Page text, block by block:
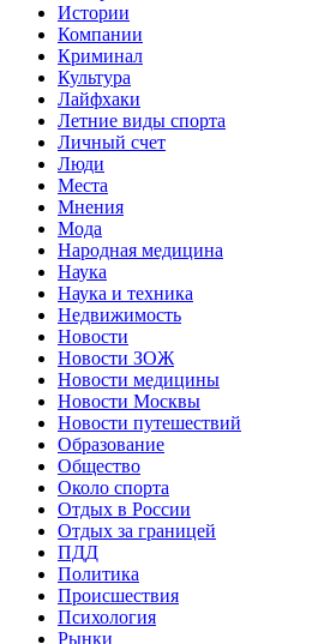
Истории
Компании
Криминал
Культура
Лайфхаки
Летние виды спорта
Личный счет
Люди
Места
Мнения
Мода
Народная медицина
Наука
Наука и техника
Недвижимость
Новости
Новости ЗОЖ
Новости медицины
Новости Москвы
Новости путешествий
Образование
Общество
Около спорта
Отдых в России
Отдых за границей
ПДД
Политика
Происшествия
Психология
Рынки